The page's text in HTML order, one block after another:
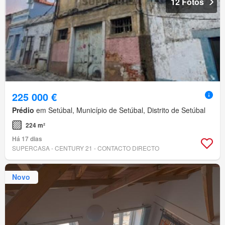
225 000 €
Prédio em Setúbal, Município de Setúbal, Distrito de Setúbal
224 m²
Há 17 dias
SUPERCASA - CENTURY 21 - CONTACTO DIRECTO
Novo